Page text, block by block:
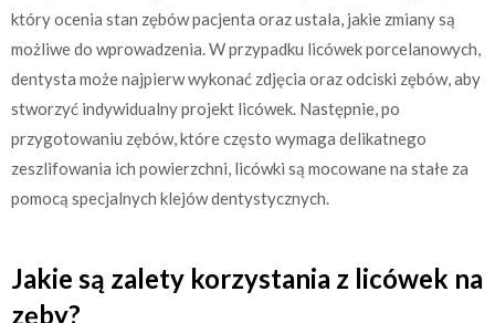
który ocenia stan zębów pacjenta oraz ustala, jakie zmiany są
możliwe do wprowadzenia. W przypadku licówek porcelanowych,
dentysta może najpierw wykonać zdjęcia oraz odciski zębów, aby
stworzyć indywidualny projekt licówek. Następnie, po
przygotowaniu zębów, które często wymaga delikatnego
zeszlifowania ich powierzchni, licówki są mocowane na stałe za
pomocą specjalnych klejów dentystycznych.
Jakie są zalety korzystania z licówek na
zęby?